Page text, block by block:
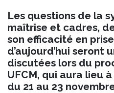
Les questions de la
maîtrise et cadres,
son efficacité en
d’aujourd’hui seront
discutées lors du
UFCM, qui aura lieu
du 21 au 23